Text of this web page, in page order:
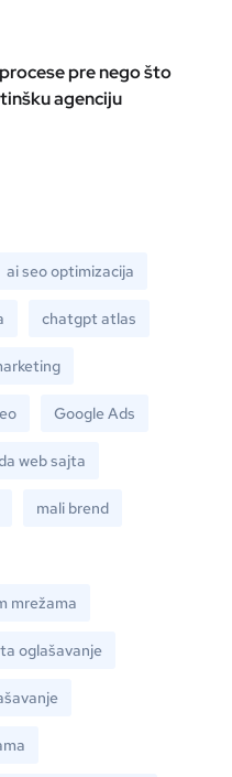
pre nego što
agenciju
ai seo optimizacija
chatgpt atlas
Google Ads
web sajta
mali brend
mrežama
oglašavanje